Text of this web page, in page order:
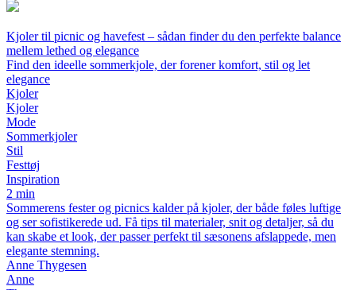
Kjoler til picnic og havefest – sådan finder du den perfekte balance
mellem lethed og elegance
Find den ideelle sommerkjole, der forener komfort, stil og let
elegance
Kjoler
Kjoler
Mode
Sommerkjoler
Stil
Festtøj
Inspiration
2 min
Sommerens fester og picnics kalder på kjoler, der både føles luftige
og ser sofistikerede ud. Få tips til materialer, snit og detaljer, så du
kan skabe et look, der passer perfekt til sæsonens afslappede, men
elegante stemning.
Anne Thygesen
Anne